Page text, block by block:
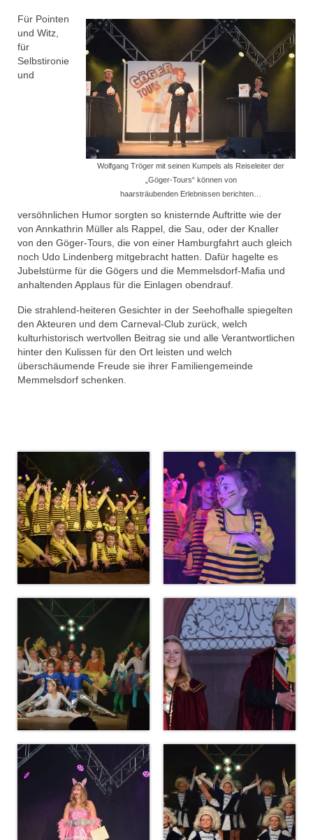
MCC Gala 2019
Rathaussturm 2019 und 55 Jahre MCC
Jubiläum
Faschingseröffnung 2018/2019
# Session 2017/2018
OKR Sitzung vom 25.10.2018
Jahreshaupt­versammlung 2018
Faschingseröffnung 2017/2018
# Session 2016/2017
MCC Gala 2017
Rathaussturm 2017
Faschingseröffnung 2016/2017
Herbsttagung des Fastnachtsverband
Faschingseröffnung 2015/2016
# Session 2014/2015
MCC Gala 2015
Faschingseröffnung 2014/2015
Jahreshaupt­versammlung 2014
50 Jahre MCC
# Session 2013/2014
MCC Gala 2014
Budenverleih
Wolfgang Tröger mit seinen Kumpels als Reiseleiter der
„Göger-Tours“ können von
haarsträubenden Erlebnissen berichten…
Für Pointen
und Witz,
für
Selbstironie
und
versöhnlichen Humor sorgten so knisternde Auftritte wie der
von Annkathrin Müller als Rappel, die Sau, oder der Knaller
von den Göger-Tours, die von einer Hamburgfahrt auch gleich
noch Udo Lindenberg mitgebracht hatten. Dafür hagelte es
Jubelstürme für die Gögers und die Memmelsdorf-Mafia und
anhaltenden Applaus für die Einlagen obendrauf.
Die strahlend-heiteren Gesichter in der Seehofhalle spiegelten
den Akteuren und dem Carneval-Club zurück, welch
kulturhistorisch wertvollen Beitrag sie und alle Verantwortlichen
hinter den Kulissen für den Ort leisten und welch
überschäumende Freude sie ihrer Familiengemeinde
Memmelsdorf schenken.